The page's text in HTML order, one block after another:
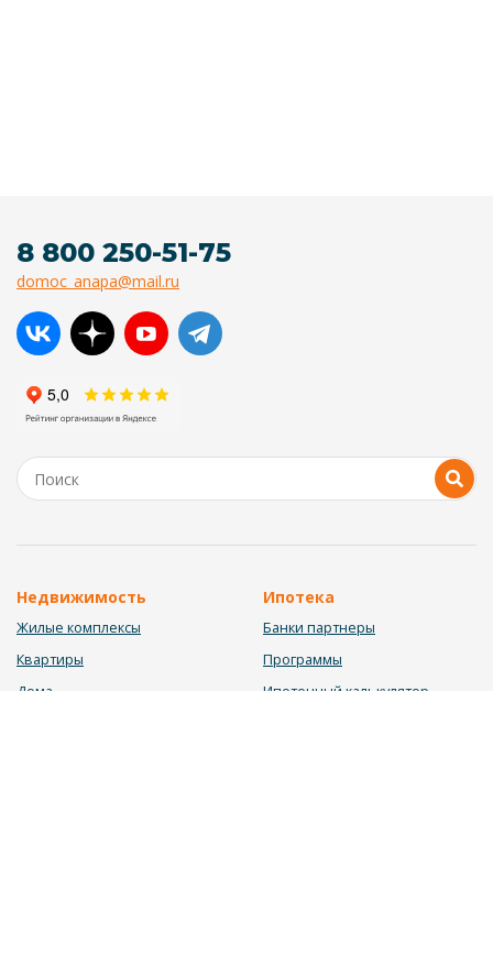
8 800 250-51-75
domoc_anapa@mail.ru
Недвижимость
Жилые комплексы
Квартиры
Дома
Ипотека
Банки партнеры
Программы
Ипотечный калькулятор